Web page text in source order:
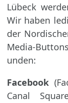
Lübeck
Wir haben
der
Media-
unden:
Facebook
Canal